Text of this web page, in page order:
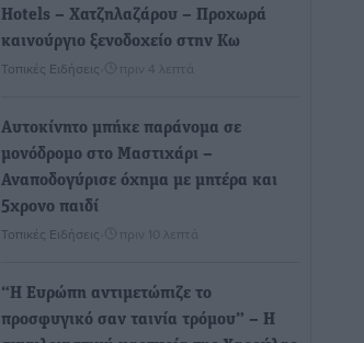
Hotels – Χατζηλαζάρου – Προχωρά
καινούργιο ξενοδοχείο στην Κω
Τοπικές Ειδήσεις πριν 4 λεπτά
Αυτοκίνητο μπήκε παράνομα σε
μονόδρομο στο Μαστιχάρι –
Αναποδογύρισε όχημα με μητέρα και
5χρονο παιδί
Τοπικές Ειδήσεις πριν 10 λεπτά
“Η Ευρώπη αντιμετώπιζε το
προσφυγικό σαν ταινία τρόμου” – Η